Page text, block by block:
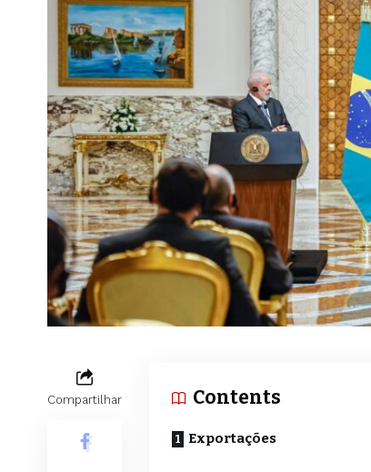
Compartilhar Contents
Exportações